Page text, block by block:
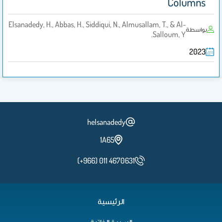
بواسطةElsanadedy, H., Abbas, H., Siddiqui, N., Almusallam, T., & Al-
Salloum, Y.
2023
helsanadedy
1A65
(+966) 011 4670631
الرئيسية